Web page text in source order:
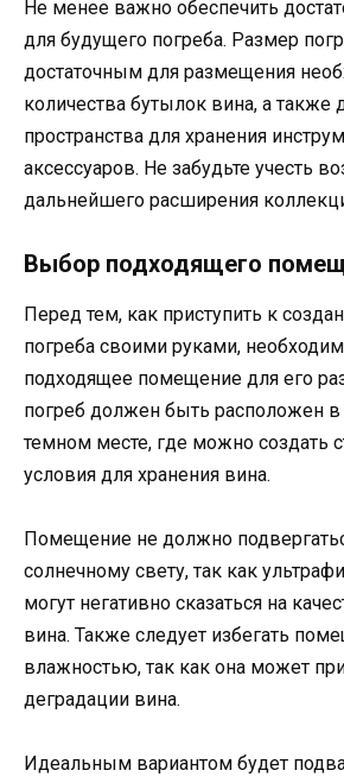
Не менее важно обеспечить
для будущего погреба. Размер
достаточным для размещения
количества бутылок вина, а также
пространства для хранения
аксессуаров. Не забудьте учесть
дальнейшего расширения
Выбор подходящего
Перед тем, как приступить к
погреба своими руками,
подходящее помещение для его
погреб должен быть расположен
темном месте, где можно создать
условия для хранения вина.
Помещение не должно
солнечному свету, так как
могут негативно сказаться на
вина. Также следует избегать
влажностью, так как она может
деградации вина.
Идеальным вариантом будет